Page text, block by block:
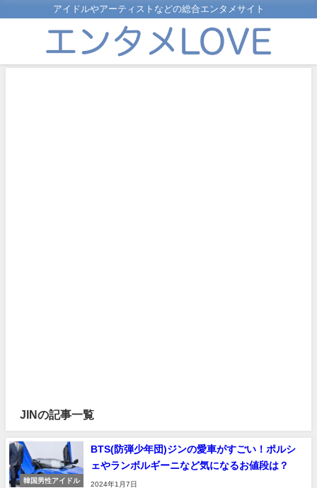
アイドルやアーティストなどの総合エンタメサイト
JINの記事一覧
韓国男性アイドル
BTS(防弾少年団)ジンの愛車がすごい！ポルシ
ェやランボルギーニなど気になるお値段は？
2024年1月7日